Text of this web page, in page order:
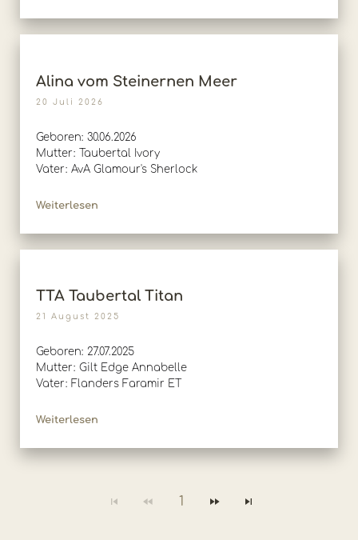
Alina vom Steinernen Meer
20 Juli 2026
Geboren: 30.06.2026
Mutter: Taubertal Ivory
Vater: AvA Glamour's Sherlock
Weiterlesen
TTA Taubertal Titan
21 August 2025
Geboren: 27.07.2025
Mutter: Gilt Edge Annabelle
Vater: Flanders Faramir ET
Weiterlesen
1